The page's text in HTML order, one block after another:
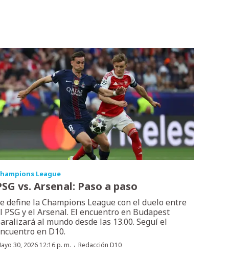
League
vs. Arsenal: Paso a paso
define la Champions League con el duelo entre
PSG y el Arsenal. El encuentro en Budapest
al mundo desde las 13.00. Seguí el
en D10.
30, 2026 12:16 p. m. · Redacción D10